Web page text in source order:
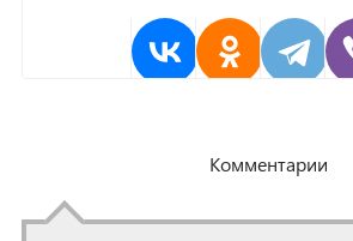
Комментарии